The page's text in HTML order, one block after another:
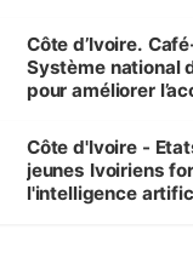
Côte d’Ivoire.
Système national
pour améliorer
Côte d'Ivoire -
jeunes Ivoiriens
l'intelligence